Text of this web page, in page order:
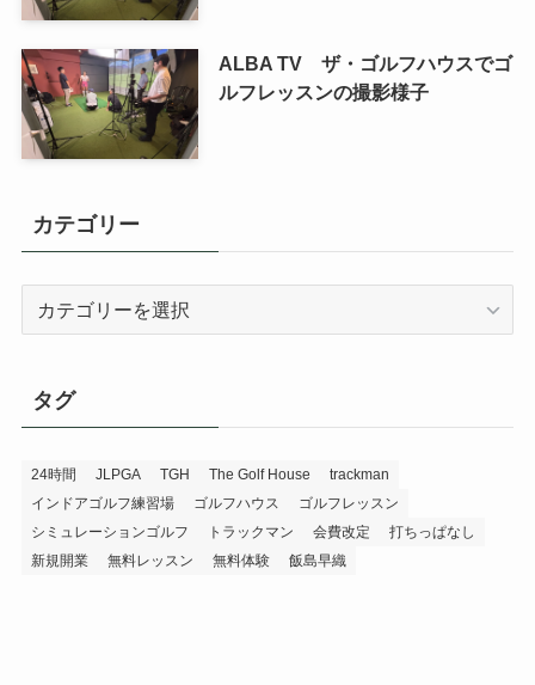
ALBA TV ザ・ゴルフハウスでゴ
ルフレッスンの撮影様子
カテゴリー
ー
タグ
24時間 JLPGA TGH The Golf House
trackman
インドアゴルフ練習場
ゴルフハウス
ゴルフレッスン
シミュレーションゴルフ
トラックマン 会費改定
打ちっぱなし
新規開業
無料レッスン 無料体験 飯島早織